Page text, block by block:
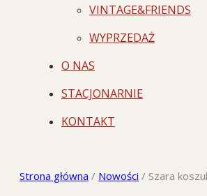
VINTAGE&FRIENDS
WYPRZEDAŻ
O NAS
STACJONARNIE
KONTAKT
Strona główna / Nowości / Szara